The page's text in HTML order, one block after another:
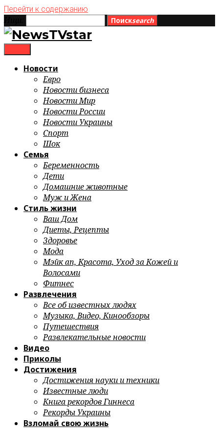
Перейти к содержанию
Поискsearch
Новости
Евро
Новости бизнеса
Новости Мир
Новости России
Новости Украины
Спорт
Шок
Семья
Беременность
Дети
Домашние животные
Муж и Жена
Стиль жизни
Ваш Дом
Диеты, Рецепты
Здоровье
Мода
Мэйк ап, Красота, Уход за Кожей и
Волосами
Фитнес
Развлечения
Все об известных людях
Музыка, Видео, Кинообзоры
Путешествия
Развлекательные новости
Видео
Приколы
Достижения
Достижения науки и техники
Известные люди
Книга рекордов Гиннеса
Рекорды Украины
Взломай свою жизнь